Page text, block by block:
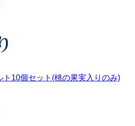
ト10個セット(桃の果実入りのみ)